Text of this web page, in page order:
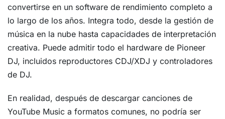
convertirse en un software de rendimiento completo a
lo largo de los años. Integra todo, desde la gestión de
música en la nube hasta capacidades de interpretación
creativa. Puede admitir todo el hardware de Pioneer
DJ, incluidos reproductores CDJ/XDJ y controladores
de DJ.
En realidad, después de descargar canciones de
YouTube Music a formatos comunes, no podría ser